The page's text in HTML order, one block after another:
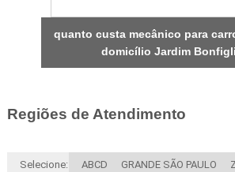
quanto custa mecânico para
domicílio Jardim
Regiões de Atendimento
Selecione: ABCD GRANDE SÃO PAULO